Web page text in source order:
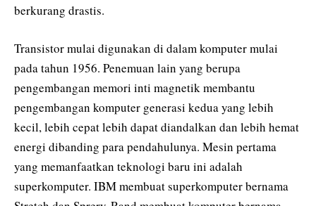
berkurang drastis.
Transistor mulai digunakan di dalam komputer mulai
pada tahun 1956. Penemuan lain yang berupa
pengembangan memori inti magnetik membantu
pengembangan komputer generasi kedua yang lebih
kecil, lebih cepat lebih dapat diandalkan dan lebih hemat
energi dibanding para pendahulunya. Mesin pertama
yang memanfaatkan teknologi baru ini adalah
superkomputer. IBM membuat superkomputer bernama